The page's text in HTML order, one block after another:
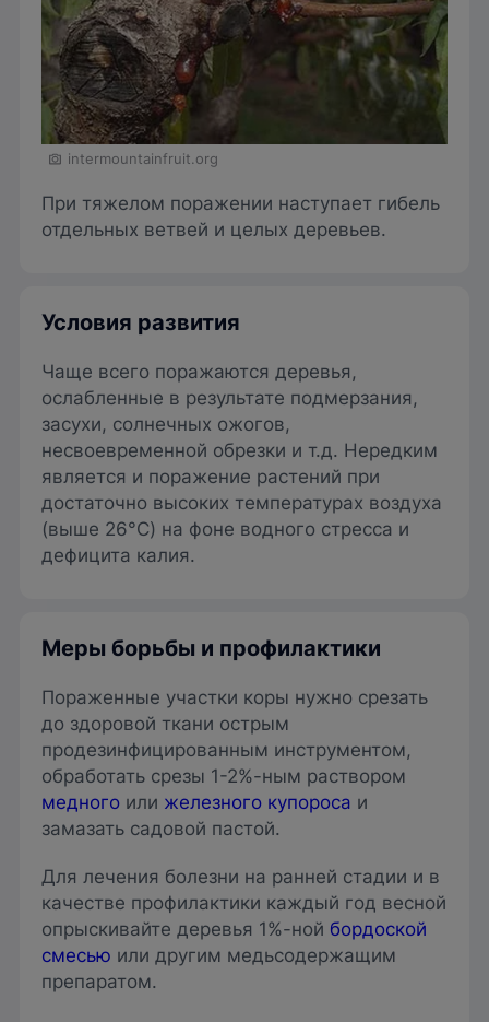
intermountainfruit.org
При тяжелом поражении наступает гибель
отдельных ветвей и целых деревьев.
Условия развития
Чаще всего поражаются деревья,
ослабленные в результате подмерзания,
засухи, солнечных ожогов,
несвоевременной обрезки и т.д. Нередким
является и поражение растений при
достаточно высоких температурах воздуха
(выше 26°C) на фоне водного стресса и
дефицита калия.
Меры борьбы и профилактики
Пораженные участки коры нужно срезать
до здоровой ткани острым
продезинфицированным инструментом,
обработать срезы 1-2%-ным раствором
медного или железного купороса и
замазать садовой пастой.
Для лечения болезни на ранней стадии и в
качестве профилактики каждый год весной
опрыскивайте деревья 1%-ной бордоской
смесью или другим медьсодержащим
препаратом.